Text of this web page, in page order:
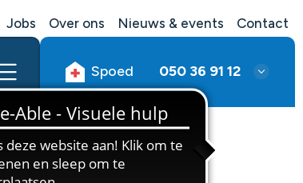
Jobs Over ons Nieuws & events Contact
Spoed 050 36 91 12